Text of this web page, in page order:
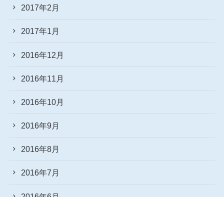
2017年2月
2017年1月
2016年12月
2016年11月
2016年10月
2016年9月
2016年8月
2016年7月